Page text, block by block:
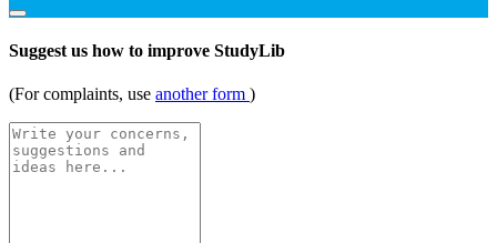
Suggest us how to improve StudyLib
(For complaints, use another form )